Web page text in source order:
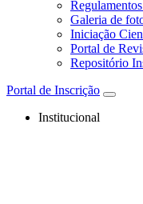
Galeria de
Iniciação
Portal de
Repositório
Portal de Inscrição
Institucional